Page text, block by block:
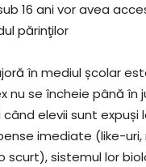
16 ani vor avea
părinţilor
în mediul școlar
nu se încheie până în
când elevii sunt expuși
imediate (like-uri,
scurt), sistemul lor